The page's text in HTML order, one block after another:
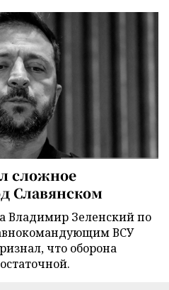
сложное
Славянском
Владимир Зеленский по
ВСУ
что оборона